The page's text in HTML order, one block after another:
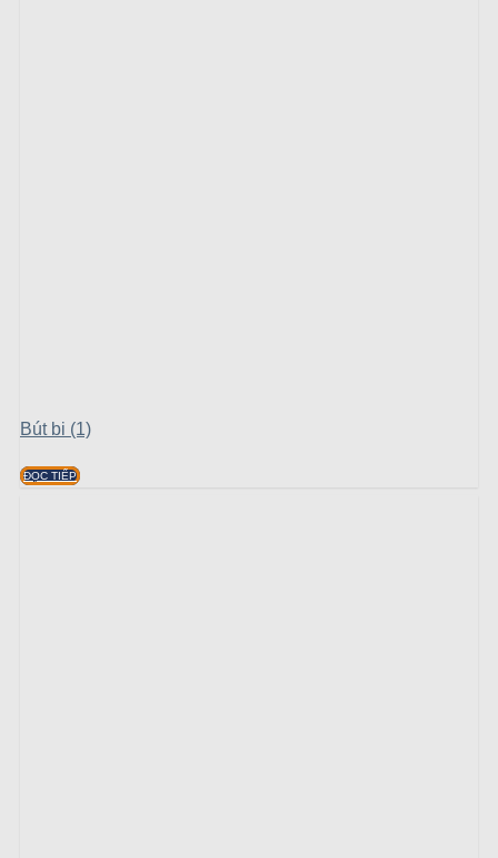
Bút bi (1)
ĐỌC TIẾP